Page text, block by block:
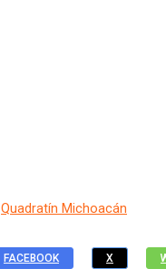
Quadratín Michoacán
FACEBOOK X